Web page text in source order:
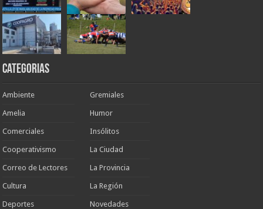
Categorias
Ambiente
Amelia
Comerciales
Cooperativismo
Correo de Lectores
Cultura
Deportes
Gremiales
Humor
Insólitos
La Ciudad
La Provincia
La Región
Novedades